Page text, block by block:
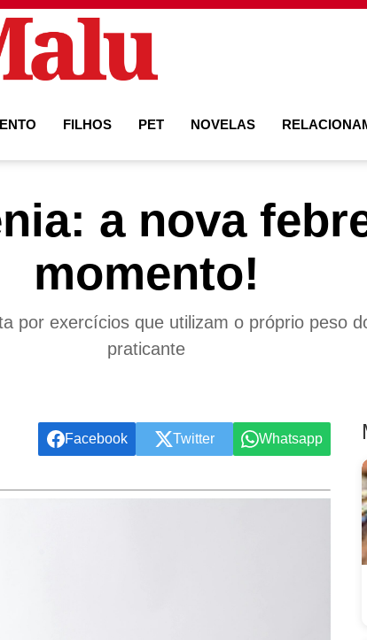
FILHOS PET NOVELAS
a nova
momento!
por exercícios que utilizam o próprio peso
praticante
Facebook Twitter Whatsapp